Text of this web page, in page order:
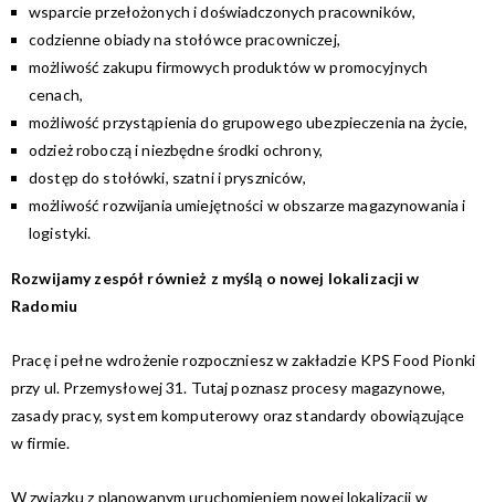
wsparcie przełożonych i doświadczonych pracowników,
codzienne obiady na stołówce pracowniczej,
możliwość zakupu firmowych produktów w promocyjnych
cenach,
możliwość przystąpienia do grupowego ubezpieczenia na życie,
odzież roboczą i niezbędne środki ochrony,
dostęp do stołówki, szatni i pryszniców,
możliwość rozwijania umiejętności w obszarze magazynowania i
logistyki.
Rozwijamy zespół również z myślą o nowej lokalizacji w
Radomiu
Pracę i pełne wdrożenie rozpoczniesz w zakładzie KPS Food Pionki
przy ul. Przemysłowej 31. Tutaj poznasz procesy magazynowe,
zasady pracy, system komputerowy oraz standardy obowiązujące
w firmie.
W związku z planowanym uruchomieniem nowej lokalizacji w